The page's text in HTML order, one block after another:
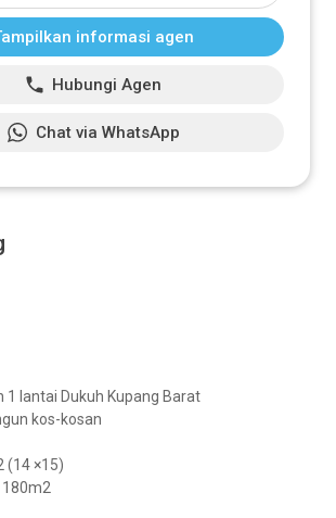
1 lantai Dukuh Kupang Barat
kos-kosan
(14 ×15)
180m2
informasi agen
Hubungi Agen
Chat via WhatsApp